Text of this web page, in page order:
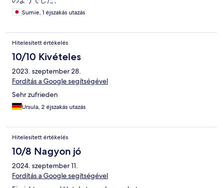
Sumie, 1 éjszakás utazás
Hitelesített értékelés
10/10 Kivételes
2023. szeptember 28.
Fordítás a Google segítségével
Sehr zufrieden
Ursula, 2 éjszakás utazás
Hitelesített értékelés
10/8 Nagyon jó
2024. szeptember 11.
Fordítás a Google segítségével